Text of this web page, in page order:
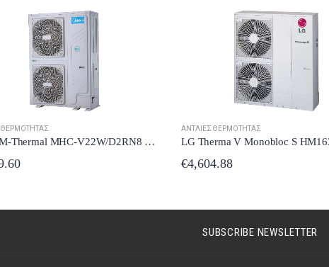
ΘΕΡΜΌΤΗΤΑΣ
LG Therma V Monobloc S HM163MR. U34 Αντλία Θερμότητας 16kW Τριφασική Monoblock
ΑΝΤΛΊΕΣ ΘΕΡΜΌΤΗΤΑΣ
€3,893.60
SUBSCRIBE NEWSLETTER